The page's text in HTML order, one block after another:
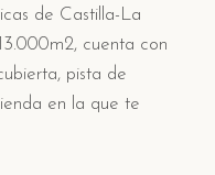
de Castilla-La
cuenta con
pista de
en la que te